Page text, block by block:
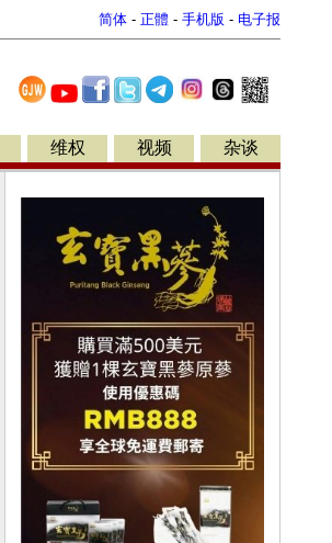
简体 - 正體 - 手机版 - 电子报
维权 视频 杂谈